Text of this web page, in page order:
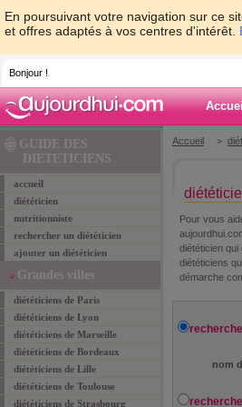
En poursuivant votre navigation sur ce
et offres adaptés à vos centres d'intérêt.
Bonjour !
GUIDE DES
DIETETICIENS
accueil
diététicien
nutritionniste
rechercher un diététicien
ajouter un diététicien
Grandes villes
diététiciens de Paris
diététiciens de Lyon
diététiciens de Marseille
diététiciens de Bordeaux
diététiciens de Lille
diététiciens de Toulouse
diététiciens de Strasbourg
Accueil >
Pour vous
diététicien
diététiciens
démarche
nom